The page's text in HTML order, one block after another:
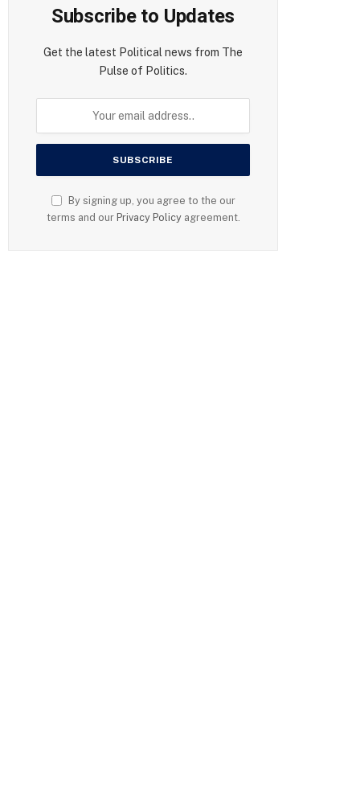
Subscribe to Updates
Get the latest Political news from The
Pulse of Politics.
By signing up, you agree to the our
terms and our Privacy Policyagreement.